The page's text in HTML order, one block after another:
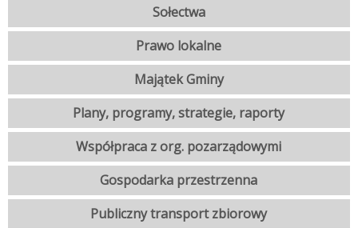
Sołectwa
Prawo lokalne
Majątek Gminy
Plany, programy, strategie, raporty
Współpraca z org. pozarządowymi
Gospodarka przestrzenna
Publiczny transport zbiorowy